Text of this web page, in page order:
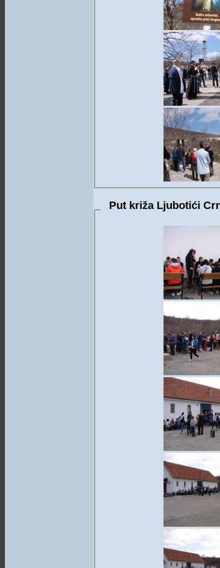
Put križa Ljubotići